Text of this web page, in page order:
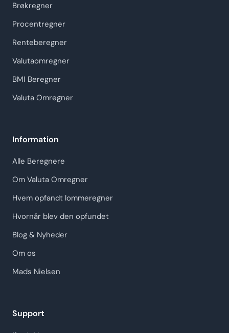
Brøkregner
Procentregner
Renteberegner
Valutaomregner
BMI Beregner
Valuta Omregner
Information
Alle Beregnere
Om Valuta Omregner
Hvem opfandt lommeregner
Hvornår blev den opfundet
Blog & Nyheder
Om os
Mads Nielsen
Support